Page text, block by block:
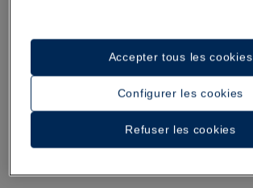
Configurer les cookies
Refuser les cookies
Accepter tous les cookies